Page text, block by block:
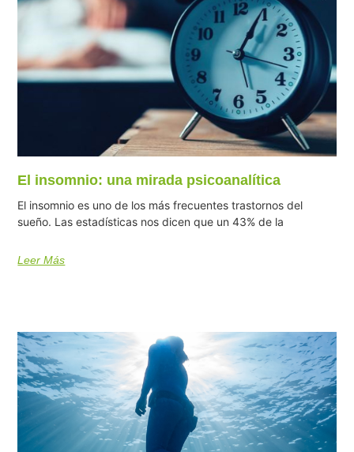
El insomnio: una mirada psicoanalítica
El insomnio es uno de los más frecuentes trastornos del
sueño. Las estadísticas nos dicen que un 43% de la
Leer Más